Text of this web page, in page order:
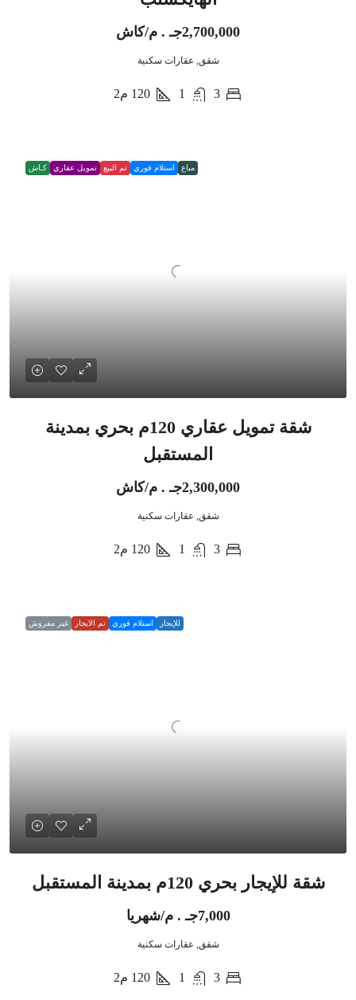
2,700,000جـ . م/كاش
شقق, عقارات سكنية
3
1
120 م2
مباع استلام فوري تم البيع تمويل عقاري كـاش
شقة تمويل عقاري 120م بحري بمدينة
المستقبل
2,300,000جـ . م/كاش
شقق, عقارات سكنية
3
1
120 م2
للإيجار استلام فوري تم الايجار غير مفروش
شقة للإيجار بحري 120م بمدينة المستقبل
7,000جـ . م/شهريا
شقق, عقارات سكنية
3
1
120 م2